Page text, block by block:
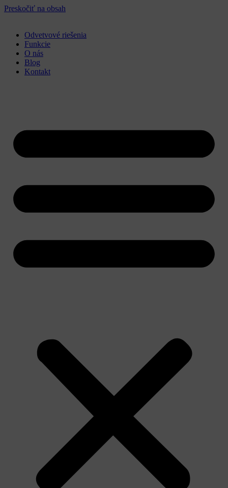
Preskočiť na obsah
Odvetvové riešenia
Funkcie
O nás
Blog
Kontakt